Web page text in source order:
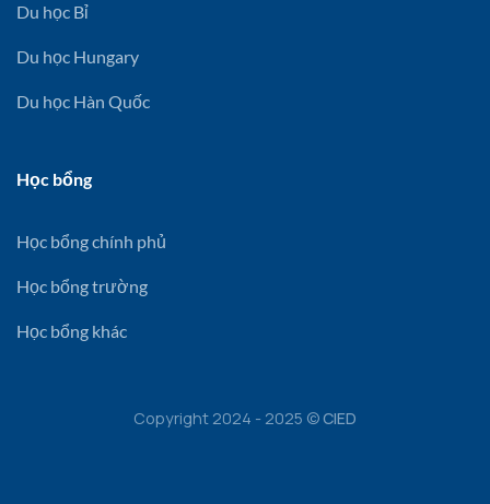
Du học Bỉ
Du học Hungary
Du học Hàn Quốc
Học bổng
Học bổng chính phủ
Học bổng trường
Học bổng khác
Copyright 2024 - 2025 ©CIED